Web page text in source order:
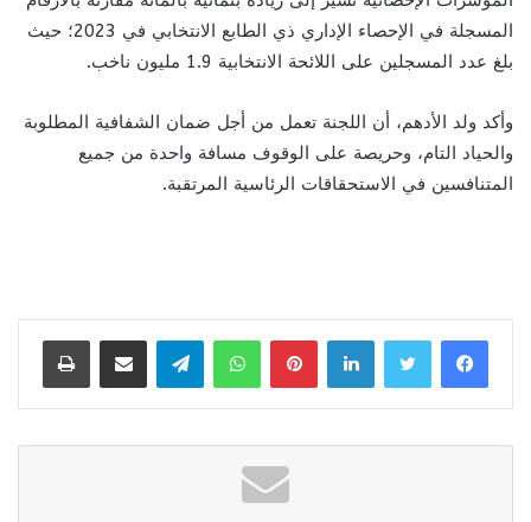
المسجلة في الإحصاء الإداري ذي الطابع الانتخابي في 2023؛ حيث
بلغ عدد المسجلين على اللائحة الانتخابية 1.9 مليون ناخب.
وأكد ولد الأدهم، أن اللجنة تعمل من أجل ضمان الشفافية المطلوبة
والحياد التام، وحريصة على الوقوف مسافة واحدة من جميع
المتنافسين في الاستحقاقات الرئاسية المرتقبة.
لينكدإن بينتيريستواتساب تيلقرام مشاركة عبر البريد طباعة